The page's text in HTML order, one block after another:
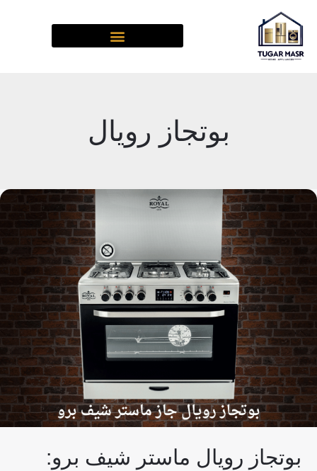
إلى
المحتوى
بوتجاز رويال
بوتجاز رويال ماستر شيف برو:
بوتجاز
ماستر
شيف
برو:
دليلك
الشامل
للمميزات
والعيوب